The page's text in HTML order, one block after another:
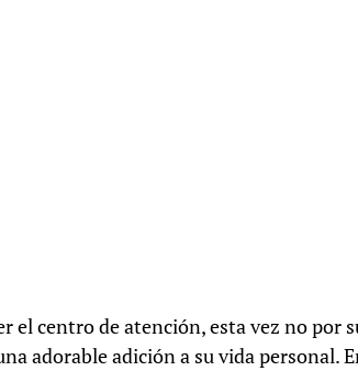
el centro de atención, esta vez no por
adorable adición a su vida personal.